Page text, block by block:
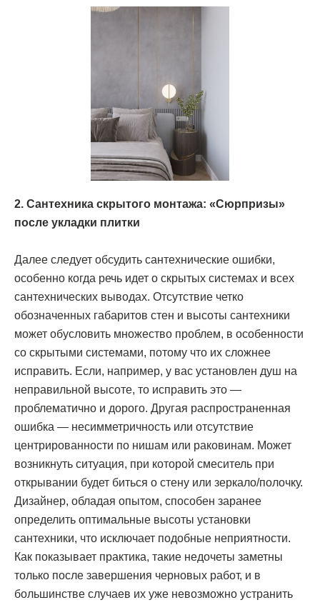
2. Сантехника скрытого монтажа: «Сюрпризы»
после укладки плитки
Далее следует обсудить сантехнические ошибки,
особенно когда речь идет о скрытых системах и всех
сантехнических выводах. Отсутствие четко
обозначенных габаритов стен и высоты сантехники
может обусловить множество проблем, в особенности
со скрытыми системами, потому что их сложнее
исправить. Если, например, у вас установлен душ на
неправильной высоте, то исправить это —
проблематично и дорого. Другая распространенная
ошибка — несимметричность или отсутствие
центрированности по нишам или раковинам. Может
возникнуть ситуация, при которой смеситель при
открывании будет биться о стену или зеркало/полочку.
Дизайнер, обладая опытом, способен заранее
определить оптимальные высоты установки
сантехники, что исключает подобные неприятности.
Как показывает практика, такие недочеты заметны
только после завершения черновых работ, и в
большинстве случаев их уже невозможно устранить